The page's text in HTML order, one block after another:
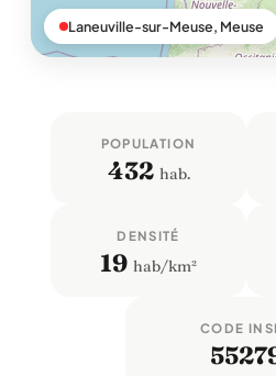
Laneuville-sur-Meuse, Meuse
POPULATION
432 hab.
DENSITÉ
19 hab/km²
CODE